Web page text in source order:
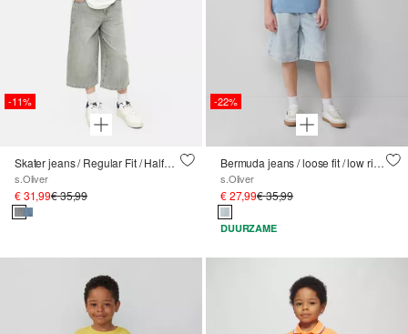
-11%
Skater jeans / Regular Fit / Halfhoog / Wijde pijpen
s.Oliver
€ 31,99€ 35,99
-22%
Bermuda jeans / loose fit / low rise / wide leg
s.Oliver
€ 27,99€ 35,99
DUURZAME